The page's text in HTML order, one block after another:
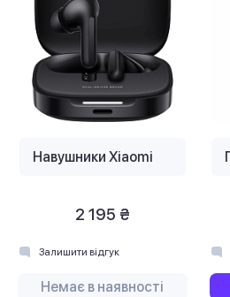
2 195 ₴
Залишити відгук
Немає в наявності